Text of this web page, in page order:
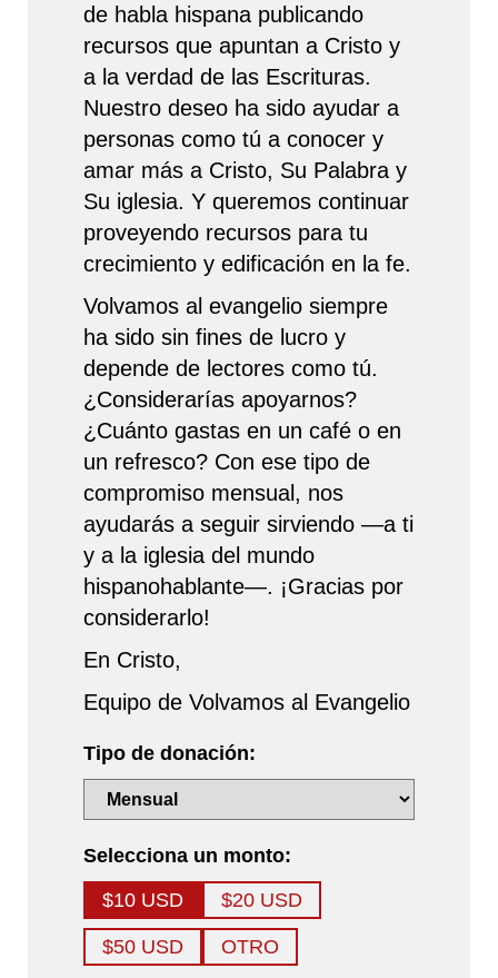
de habla hispana publicando
recursos que apuntan a Cristo y
a la verdad de las Escrituras.
Nuestro deseo ha sido ayudar a
personas como tú a conocer y
amar más a Cristo, Su Palabra y
Su iglesia. Y queremos continuar
proveyendo recursos para tu
crecimiento y edificación en la fe.
Volvamos al evangelio siempre
ha sido sin fines de lucro y
depende de lectores como tú.
¿Considerarías apoyarnos?
¿Cuánto gastas en un café o en
un refresco? Con ese tipo de
compromiso mensual, nos
ayudarás a seguir sirviendo —a ti
y a la iglesia del mundo
hispanohablante—. ¡Gracias por
considerarlo!
En Cristo,
Equipo de Volvamos al Evangelio
Tipo de donación:
Selecciona un monto:
$10 USD
$20 USD
$50 USD OTRO